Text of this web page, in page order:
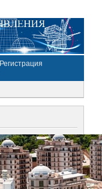
Регистрация